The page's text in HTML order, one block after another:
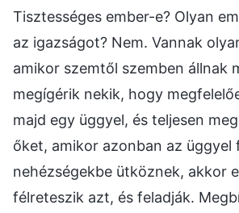
Tisztességes ember-e? Olyan
az igazságot? Nem. Vannak
amikor szemtől szemben állnak
megígérik nekik, hogy
majd egy üggyel, és teljesen
őket, amikor azonban az üggyel
nehézségekbe ütköznek, akkor
félreteszik azt, és feladják.